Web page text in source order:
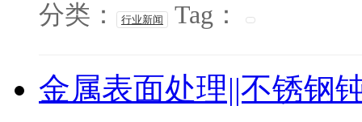
分类： 行业新闻 Tag：
金属表面处理||不锈钢